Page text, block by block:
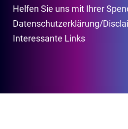
Helfen Sie uns mit Ihrer
Datenschutzerklärung/
Interessante Links